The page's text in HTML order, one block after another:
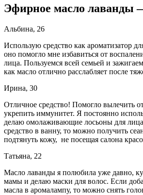
Эфирное масло лаванды
Альбина, 26
Использую средство как ароматизатор
оно помогло мне избавиться от
лица. Пользуемся всей семьей и
как масло отлично расслабляет после
Ирина, 30
Отличное средство! Помогло вылечить
укрепить иммунитет. Я постоянно
делаю омолаживающие лосьоны для
средство в ванну, то можно получить
подтянуть кожу, не посещая салона
Татьяна, 22
Масло лаванды я полюбила уже давно,
мамы и делаю маски для волос. Если
масла в аромалампу, то можно снять